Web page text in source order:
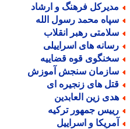
فرهنگ و ارشاد
محمد رسول الله
رهبر انقلاب
های اسراییلی
قوه قضاییه
سنجش آموزش
های زنجیره ای
زین العابدین
جمهور ترکیه
و اسراییل